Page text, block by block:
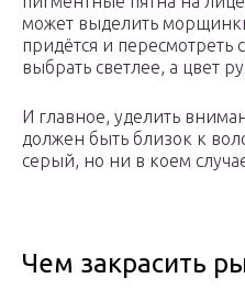
может выделить
придётся и пересмотреть
выбрать светлее, а цвет
И главное, уделить
должен быть близок к
серый, но ни в коем
Чем закрасить